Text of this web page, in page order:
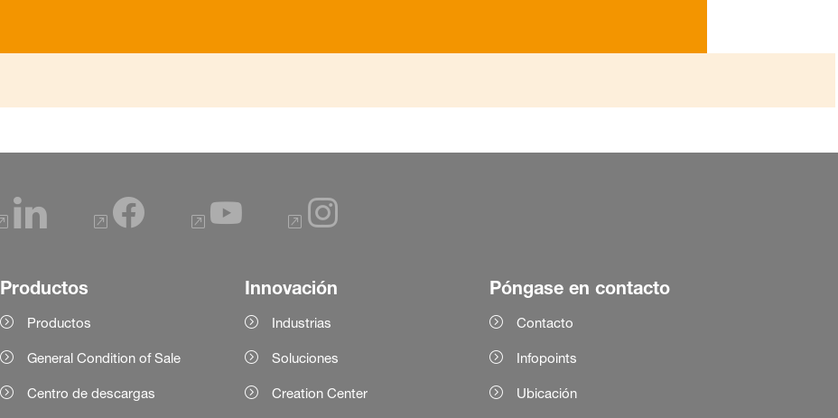
Productos
Productos
General Condition of Sale
Centro de descargas
Innovación
Industrias
Soluciones
Creation Center
Póngase en contacto
Contacto
Infopoints
Ubicación